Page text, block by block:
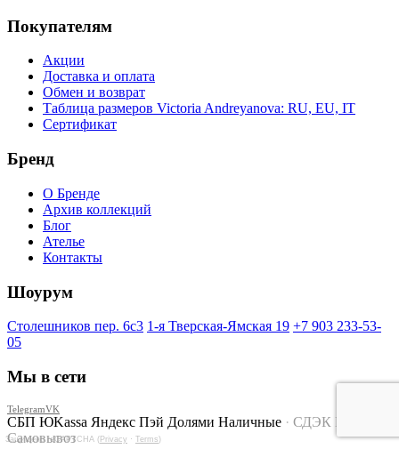
Покупателям
Акции
Доставка и оплата
Обмен и возврат
Таблица размеров Victoria Andreyanova: RU, EU, IT
Сертификат
Бренд
О Бренде
Архив коллекций
Блог
Ателье
Контакты
Шоурум
Столешников пер. 6с3 1-я Тверская-Ямская 19 +7 903 233-53-
05
Мы в сети
TelegramVK
СБП ЮKassa Яндекс Пэй Долями Наличные · СДЭК Курьер
Самовывоз
Защищено reCAPTCHA ( Privacy · Terms)